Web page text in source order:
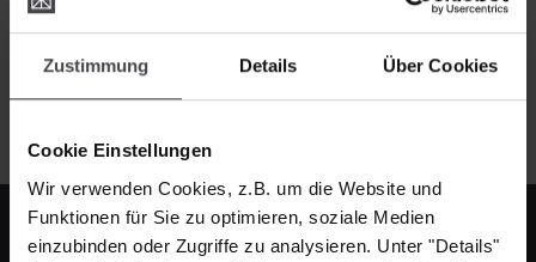
Zustimmung Details Über Cookies
Cookie Einstellungen
Wir verwenden Cookies, z.B. um die Website und
Funktionen für Sie zu optimieren, soziale Medien
einzubinden oder Zugriffe zu analysieren. Unter "Details"
Company